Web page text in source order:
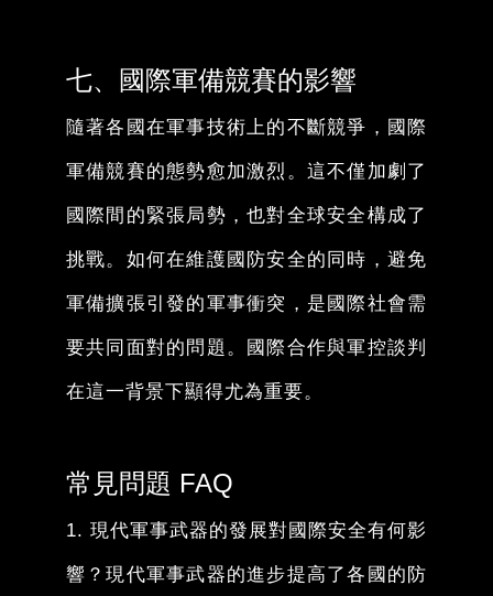
七、國際軍備競賽的影響
隨著各國在軍事技術上的不斷競爭，國際
軍備競賽的態勢愈加激烈。這不僅加劇了
國際間的緊張局勢，也對全球安全構成了
挑戰。如何在維護國防安全的同時，避免
軍備擴張引發的軍事衝突，是國際社會需
要共同面對的問題。國際合作與軍控談判
在這一背景下顯得尤為重要。
常見問題 FAQ
1. 現代軍事武器的發展對國際安全有何影
響？現代軍事武器的進步提高了各國的防